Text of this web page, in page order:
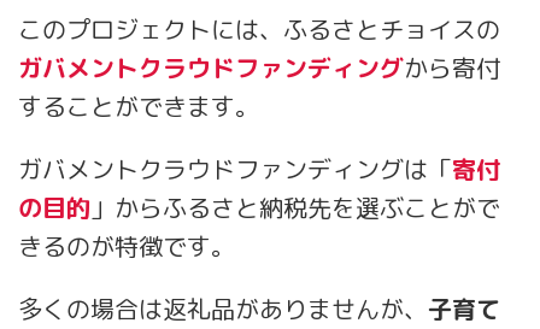
このプロジェクトには、ふるさとチョイスの
ガバメントクラウドファンディングから寄付
することができます。
ガバメントクラウドファンディングは「寄付
の目的 」からふるさと納税先を選ぶことがで
きるのが特徴です。
多くの場合は返礼品がありませんが、 子育て